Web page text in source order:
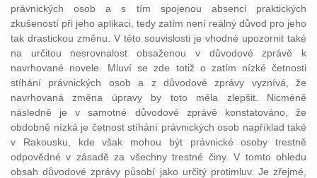
právnických osob a s tím spojenou absenci praktických
zkušeností při jeho aplikaci, tedy zatím není reálný důvod pro jeho
tak drastickou změnu. V této souvislosti je vhodné upozornit také
na určitou nesrovnalost obsaženou v důvodové zprávě k
navrhované novele. Mluví se zde totiž o zatím nízké četnosti
stíhání právnických osob a z důvodové zprávy vyznívá, že
navrhovaná změna úpravy by toto měla zlepšit. Nicméně
následně je v samotné důvodové zprávě konstatováno, že
obdobně nízká je četnost stíhání právnických osob například také
v Rakousku, kde však mohou být právnické osoby trestně
odpovědné v zásadě za všechny trestné činy. V tomto ohledu
obsah důvodové zprávy působí jako určitý protimluv. Je zřejmé,